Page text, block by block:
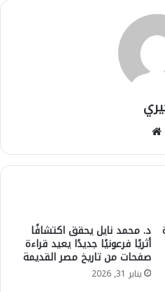
د. محمد نايل يحقق اكتشافًا
أثريًا فرعونيًا جديدًا يعيد قراءة
صفحات من تاريخ مصر القديمة
يناير 31, 2026